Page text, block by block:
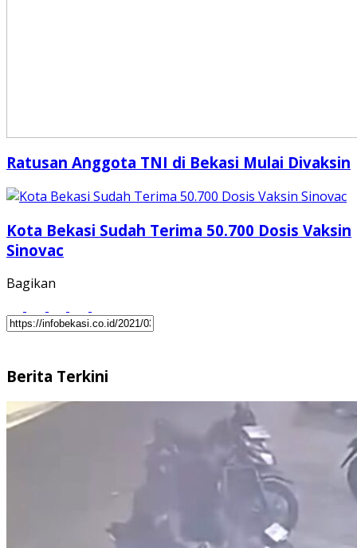
Ratusan Anggota TNI di Bekasi Mulai Divaksin
Kota Bekasi Sudah Terima 50.700 Dosis Vaksin
Sinovac
Bagikan
Berita Terkini